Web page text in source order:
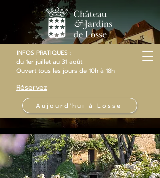
INFOS PRATIQUES :
du 1er juillet au 31 août
Ouvert tous les jours de 10h à 18h
Réservez
Aujourd'hui à Losse